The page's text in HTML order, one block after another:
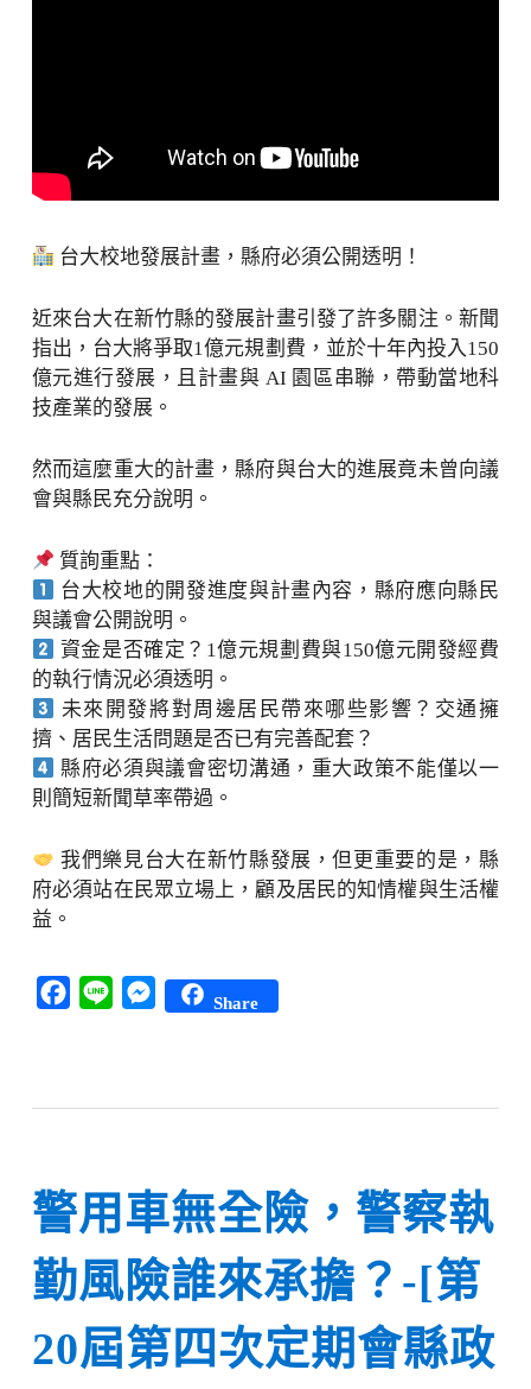
台大校地發展計畫，縣府必須公開透明！
近來台大在新竹縣的發展計畫引發了許多關注。新聞
指出，台大將爭取1億元規劃費，並於十年內投入150
億元進行發展，且計畫與 AI 園區串聯，帶動當地科
技產業的發展。
然而這麼重大的計畫，縣府與台大的進展竟未曾向議
會與縣民充分說明。
質詢重點：
台大校地的開發進度與計畫內容，縣府應向縣民
與議會公開說明。
資金是否確定？1億元規劃費與150億元開發經費
的執行情況必須透明。
未來開發將對周邊居民帶來哪些影響？交通擁
擠、居民生活問題是否已有完善配套？
縣府必須與議會密切溝通，重大政策不能僅以一
則簡短新聞草率帶過。
我們樂見台大在新竹縣發展，但更重要的是，縣
府必須站在民眾立場上，顧及居民的知情權與生活權
益。
Facebook
Line Messenger
Share
警用車無全險，警察執
勤風險誰來承擔？-[第
20屆第四次定期會縣政